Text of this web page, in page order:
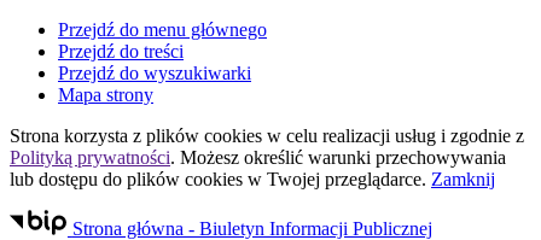
Przejdź do menu głównego
Przejdź do treści
Przejdź do wyszukiwarki
Mapa strony
Strona korzysta z plików cookies w celu realizacji usług i zgodnie z
Polityką prywatności. Możesz określić warunki przechowywania
lub dostępu do plików cookies w Twojej przeglądarce. Zamknij
Strona główna - Biuletyn Informacji Publicznej